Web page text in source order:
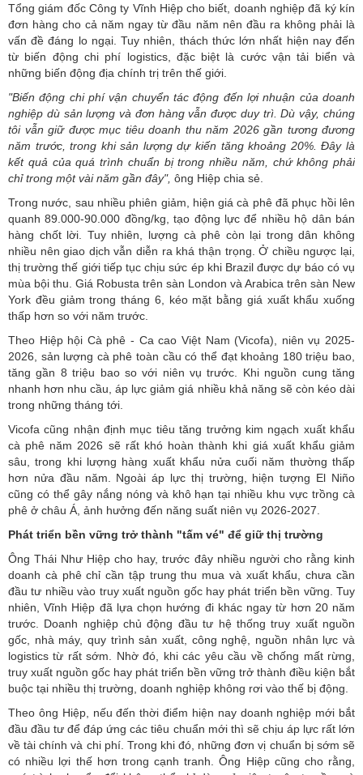
Tổng giám đốc Công ty Vĩnh Hiệp cho biết, doanh nghiệp đã ký kín
đơn hàng cho cả năm ngay từ đầu năm nên đầu ra không phải là
vấn đề đáng lo ngại. Tuy nhiên, thách thức lớn nhất hiện nay đến
từ biến động chi phí logistics, đặc biệt là cước vận tải biển và
những biến động địa chính trị trên thế giới.
"Biến động chi phí vận chuyển tác động đến lợi nhuận của doanh
nghiệp dù sản lượng và đơn hàng vẫn được duy trì. Dù vậy, chúng
tôi vẫn giữ được mục tiêu doanh thu năm 2026 gần tương đương
năm trước, trong khi sản lượng dự kiến tăng khoảng 20%. Đây là
kết quả của quá trình chuẩn bị trong nhiều năm, chứ không phải
chỉ trong một vài năm gần đây", ông Hiệp chia sẻ.
Trong nước, sau nhiều phiên giảm, hiện giá cà phê đã phục hồi lên
quanh 89.000-90.000 đồng/kg, tạo động lực để nhiều hộ dân bán
hàng chốt lời. Tuy nhiên, lượng cà phê còn lại trong dân không
nhiều nên giao dịch vẫn diễn ra khá thận trọng. Ở chiều ngược lại,
thị trường thế giới tiếp tục chịu sức ép khi Brazil được dự báo có vụ
mùa bội thu. Giá Robusta trên sàn London và Arabica trên sàn New
York đều giảm trong tháng 6, kéo mặt bằng giá xuất khẩu xuống
thấp hơn so với năm trước.
Theo Hiệp hội Cà phê - Ca cao Việt Nam (Vicofa), niên vụ 2025-
2026, sản lượng cà phê toàn cầu có thể đạt khoảng 180 triệu bao,
tăng gần 8 triệu bao so với niên vụ trước. Khi nguồn cung tăng
nhanh hơn nhu cầu, áp lực giảm giá nhiều khả năng sẽ còn kéo dài
trong những tháng tới.
Vicofa cũng nhận định mục tiêu tăng trưởng kim ngạch xuất khẩu
cà phê năm 2026 sẽ rất khó hoàn thành khi giá xuất khẩu giảm
sâu, trong khi lượng hàng xuất khẩu nửa cuối năm thường thấp
hơn nửa đầu năm. Ngoài áp lực thị trường, hiện tượng El Niño
cũng có thể gây nắng nóng và khô hạn tại nhiều khu vực trồng cà
phê ở châu Á, ảnh hưởng đến năng suất niên vụ 2026-2027.
Phát triển bền vững trở thành "tấm vé" để giữ thị trường
Ông Thái Như Hiệp cho hay, trước đây nhiều người cho rằng kinh
doanh cà phê chỉ cần tập trung thu mua và xuất khẩu, chưa cần
đầu tư nhiều vào truy xuất nguồn gốchay phát triển bền vững. Tuy
nhiên, Vĩnh Hiệp đã lựa chọn hướng đi khác ngay từ hơn 20 năm
trước. Doanh nghiệp chủ động đầu tư hệ thống truy xuất nguồn
gốc, nhà máy, quy trình sản xuất, công nghệ, nguồn nhân lực và
logistics từ rất sớm. Nhờ đó, khi các yêu cầu về chống mất rừng,
truy xuất nguồn gốc hay phát triển bền vững trở thành điều kiện bắt
buộc tại nhiều thị trường, doanh nghiệp không rơi vào thế bị động.
Theo ông Hiệp, nếu đến thời điểm hiện nay doanh nghiệp mới bắt
đầu đầu tư để đáp ứng các tiêu chuẩn mới thì sẽ chịu áp lực rất lớn
về tài chính và chi phí. Trong khi đó, những đơn vị chuẩn bị sớm sẽ
có nhiều lợi thế hơn trong cạnh tranh. Ông Hiệp cũng cho rằng,